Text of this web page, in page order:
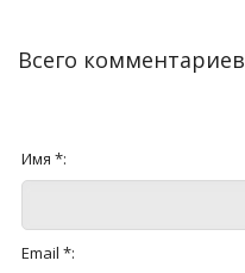
Всего комментариев
Имя *:
Email *: